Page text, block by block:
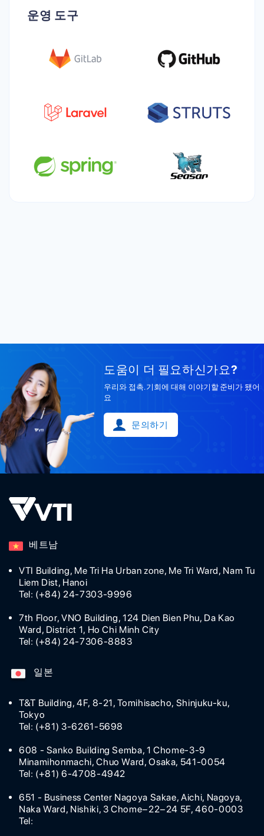
운영 도구
도움이 더 필요하신가요?
우리와 접촉. 기회에 대해 이야기할 준비가 됐어
요
문의하기
베트남
VTI Building, Me Tri Ha Urban zone, Me Tri Ward, Nam Tu
Liem Dist, Hanoi
Tel: (+84) 24-7303-9996
7th Floor, VNO Building, 124 Dien Bien Phu, Da Kao
Ward, District 1, Ho Chi Minh City
Tel: (+84) 24-7306-8883
일본
T&T Building, 4F, 8-21, Tomihisacho, Shinjuku-ku,
Tokyo
Tel: (+81) 3-6261-5698
608 - Sanko Building Semba, 1 Chome-3-9
Minamihonmachi, Chuo Ward, Osaka, 541-0054
Tel: (+81) 6-4708-4942
651 - Business Center Nagoya Sakae, Aichi, Nagoya,
Naka Ward, Nishiki, 3 Chome−22−24 5F, 460-0003
Tel: